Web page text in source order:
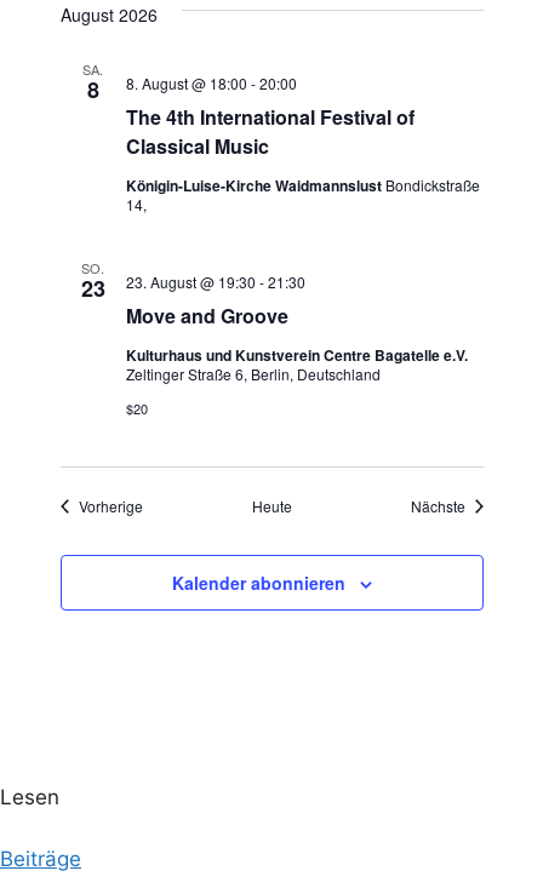
i
August 2026
SA.
8
The 4th International Festival of
Classical Music
8. August @ 18:00 -20:00
Königin-Luise-Kirche Waidmannslust Bondickstraße
14,
SO.
23
Move and Groove
23. August @ 19:30 -21:30
Kulturhaus und Kunstverein Centre Bagatelle e.V.
Zeltinger Straße 6, Berlin, Deutschland
$20
VorherigeVeranstaltungen Heute Nächste
Kalender abonnieren
Lesen
Beiträge